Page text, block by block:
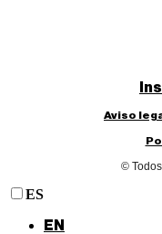
Aviso
©
ES
EN